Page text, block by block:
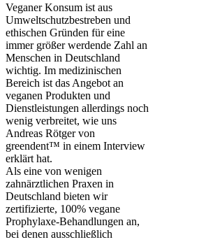
Veganer Konsum ist aus
Umweltschutzbestreben und
ethischen Gründen für eine
immer größer werdende Zahl an
Menschen in Deutschland
wichtig. Im medizinischen
Bereich ist das Angebot an
veganen Produkten und
Dienstleistungen allerdings noch
wenig verbreitet, wie uns
Andreas Rötger von
greendent™ in einem Interview
erklärt hat.
Als eine von wenigen
zahnärztlichen Praxen in
Deutschland bieten wir
zertifizierte, 100% vegane
Prophylaxe-Behandlungen an,
bei denen ausschließlich